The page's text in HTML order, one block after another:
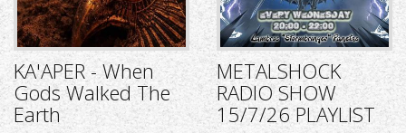
KA'APER - When
Gods Walked The
Earth
METALSHOCK
RADIO SHOW
15/7/26 PLAYLIST